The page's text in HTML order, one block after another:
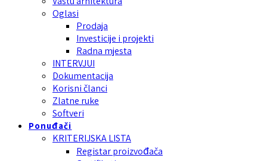
Oglasi
Prodaja
Investicije i projekti
Radna mjesta
INTERVJUI
Dokumentacija
Korisni članci
Zlatne ruke
Softveri
Ponuđači
KRITERIJSKA LISTA
Registar proizvođača